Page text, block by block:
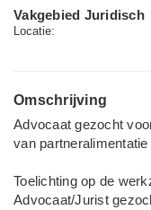
Vakgebied Juridisch
Locatie:
Omschrijving
Advocaat gezocht
van partneralimentatie
Toelichting op de
Advocaat/Jurist